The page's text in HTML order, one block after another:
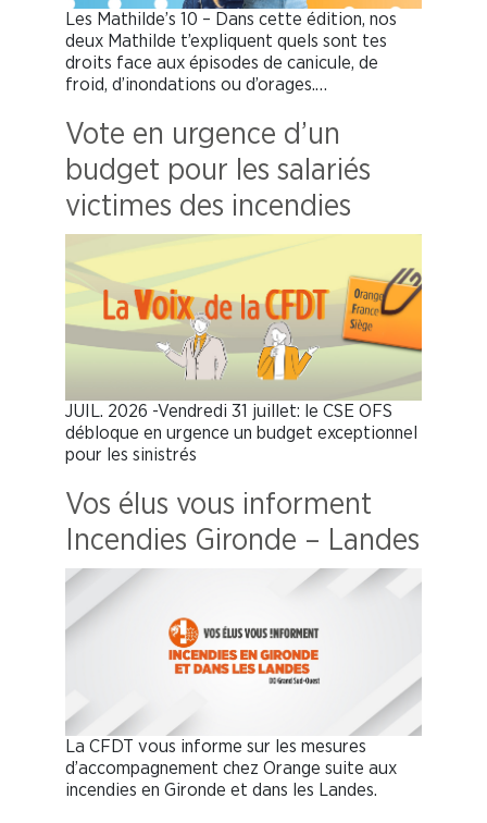
Les Mathilde’s 10 – Dans cette édition, nos
deux Mathilde t’expliquent quels sont tes
droits face aux épisodes de canicule, de
froid, d’inondations ou d’orages.…
Vote en urgence d’un
budget pour les salariés
victimes des incendies
JUIL. 2026 -Vendredi 31 juillet: le CSE OFS
débloque en urgence un budget exceptionnel
pour les sinistrés
Vos élus vous informent
Incendies Gironde – Landes
La CFDT vous informe sur les mesures
d’accompagnement chez Orange suite aux
incendies en Gironde et dans les Landes.